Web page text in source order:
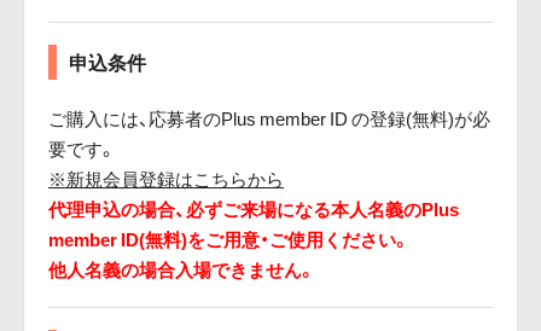
申込条件
ご購入には、応募者のPlus member ID の登録(無料)が必
要です。
※新規会員登録はこちらから
代理申込の場合、必ずご来場になる本人名義のPlus
member ID(無料)をご用意・ご使用ください。
他人名義の場合入場できません。